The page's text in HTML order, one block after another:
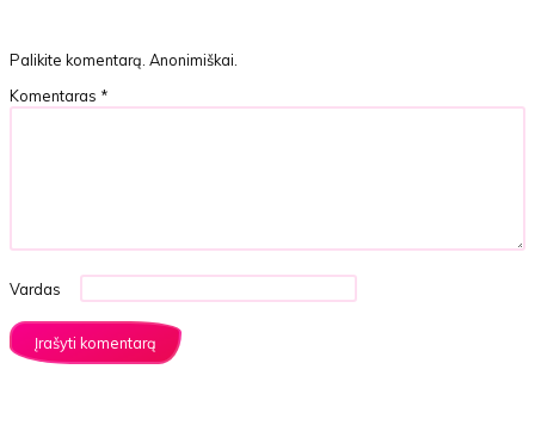
Palikite komentarą. Anonimiškai.
Komentaras *
Vardas